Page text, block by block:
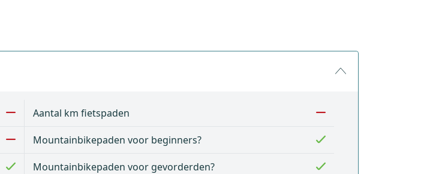
Aantal km fietspaden
Mountainbikepaden voor beginners?
Mountainbikepaden voor gevorderden?